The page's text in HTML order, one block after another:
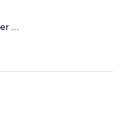
...